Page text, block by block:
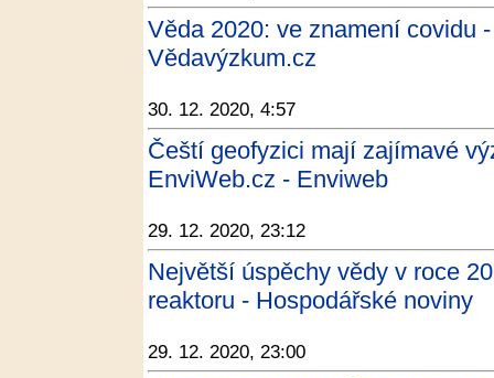
Věda 2020: ve znamení covidu
Vědavýzkum.cz
30. 12. 2020, 4:57
Čeští geofyzici mají zajímavé
EnviWeb.cz - Enviweb
29. 12. 2020, 23:12
Největší úspěchy vědy v roce
reaktoru - Hospodářské noviny
29. 12. 2020, 23:00